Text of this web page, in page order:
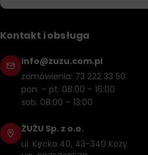
Kontakt i obsługa
info@zuzu.com.pl
zamówienia: 73 222 33 50
pon. – pt. 08:00 – 16:00
sob. 08:00 – 13:00
ŻUŻU Sp. z o.o.
ul. Kęcka 40, 43-340 Kozy